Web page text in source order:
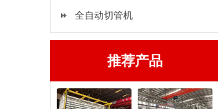
全自动切管机
推荐产品